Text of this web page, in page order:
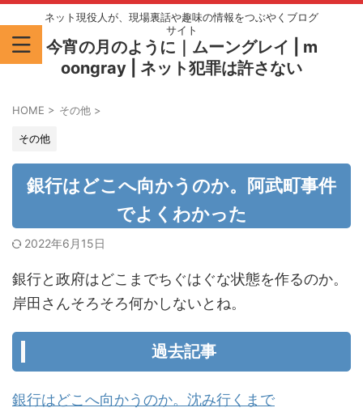
ネット現役人が、現場裏話や趣味の情報をつぶやくブログ
サイト
今宵の月のように｜ムーングレイ | m
oongray | ネット犯罪は許さない
HOME > その他 >
その他
銀行はどこへ向かうのか。阿武町事件
でよくわかった
2022年6月15日
銀行と政府はどこまでちぐはぐな状態を作るのか。
岸田さんそろそろ何かしないとね。
過去記事
銀行はどこへ向かうのか。沈み行くまで